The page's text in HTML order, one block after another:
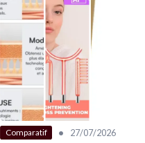
Comparatif • 27/07/2026